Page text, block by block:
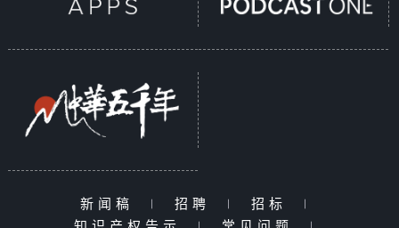
新闻稿 | 招聘 | 招标
|